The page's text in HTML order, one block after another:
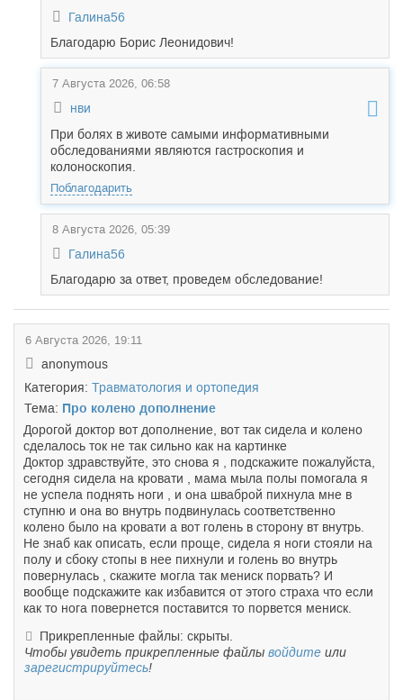
Галина56
Благодарю Борис Леонидович!
7 Августа 2026, 06:58
нви
При болях в животе самыми информативными
обследованиями являются гастроскопия и
колоноскопия.
Поблагодарить
8 Августа 2026, 05:39
Галина56
Благодарю за ответ, проведем обследование!
6 Августа 2026, 19:11
anonymous
Категория: Травматология и ортопедия
Тема: Про колено дополнение
Дорогой доктор вот дополнение, вот так сидела и колено
сделалось ток не так сильно как на картинке
Доктор здравствуйте, это снова я , подскажите пожалуйста,
сегодня сидела на кровати , мама мыла полы помогала я
не успела поднять ноги , и она шваброй пихнула мне в
ступню и она во внутрь подвинулась соответственно
колено было на кровати а вот голень в сторону вт внутрь.
Не знаб как описать, если проще, сидела я ноги стояли на
полу и сбоку стопы в нее пихнули и голень во внутрь
повернулась , скажите могла так мениск порвать? И
вообще подскажите как избавится от этого страха что если
как то нога повернется поставится то порвется мениск.
Прикрепленные файлы: скрыты.
Чтобы увидеть прикрепленные файлы войдите или
зарегистрируйтесь!